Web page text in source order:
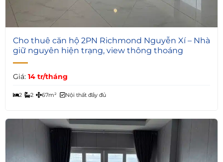
6
Cho thuê căn hộ 2PN Richmond Nguyễn Xí – Nhà
giữ nguyên hiện trạng, view thông thoáng
Giá: 14 tr/tháng
2 2 67m² Nội thất đầy đủ